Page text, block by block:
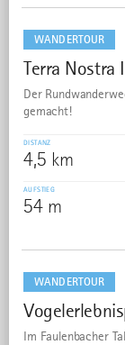
WANDERTOUR
10
Terra Nostra
Der
gemacht!
DISTANZ
4,5 km
AUFSTIEG
54 m
dazu
WANDERTOUR
11
Im Faulenbacher
dazu